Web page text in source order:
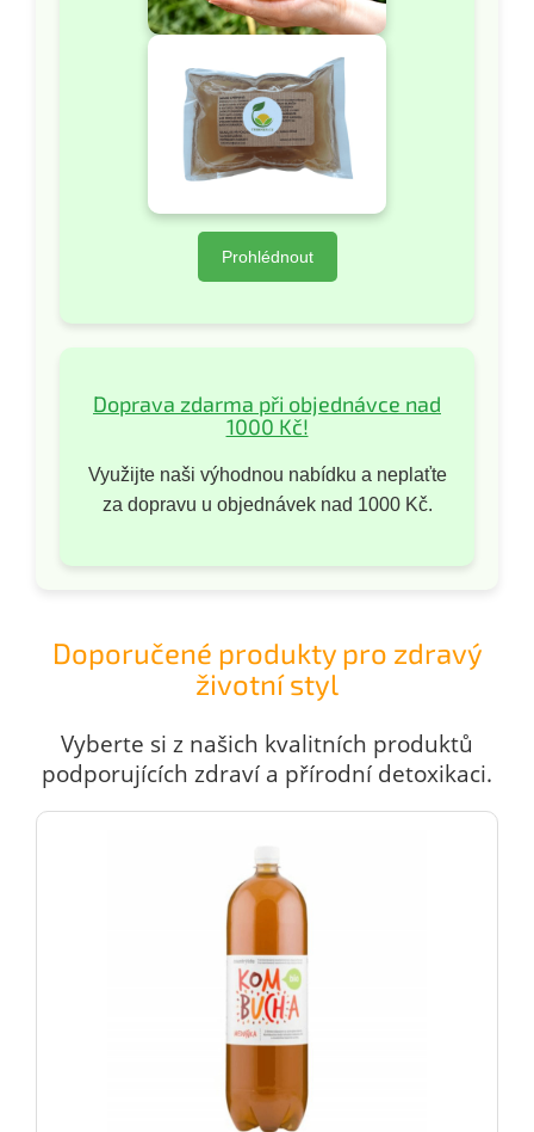
Prohlédnout
Doprava zdarma při objednávce nad
1000 Kč!
Využijte naši výhodnou nabídku a neplaťte
za dopravu u objednávek nad 1000 Kč.
Doporučené produkty pro zdravý
životní styl
Vyberte si z našich kvalitních produktů
podporujících zdraví a přírodní detoxikaci.